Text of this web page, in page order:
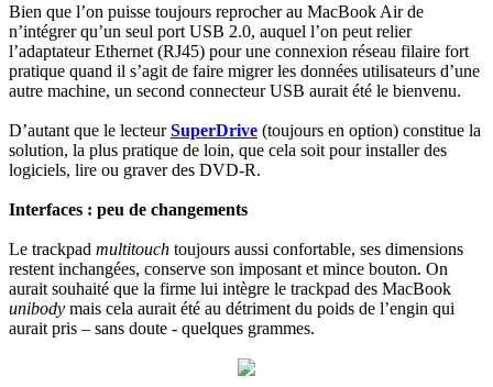
Bien que l’on puisse toujours reprocher au MacBook Air de
n’intégrer qu’un seul port USB 2.0, auquel l’on peut relier
l’adaptateur Ethernet (RJ45) pour une connexion réseau filaire fort
pratique quand il s’agit de faire migrer les données utilisateurs d’une
autre machine, un second connecteur USB aurait été le bienvenu.
D’autant que le lecteurSuperDrive (toujours en option) constitue la
solution, la plus pratique de loin, que cela soit pour installer des
logiciels, lire ou graver des DVD-R.
Interfaces : peu de changements
Le trackpad multitouch toujours aussi confortable, ses dimensions
restent inchangées, conserve son imposant et mince bouton. On
aurait souhaité que la firme lui intègre le trackpad des MacBook
unibody mais cela aurait été au détriment du poids de l’engin qui
aurait pris – sans doute - quelques grammes.